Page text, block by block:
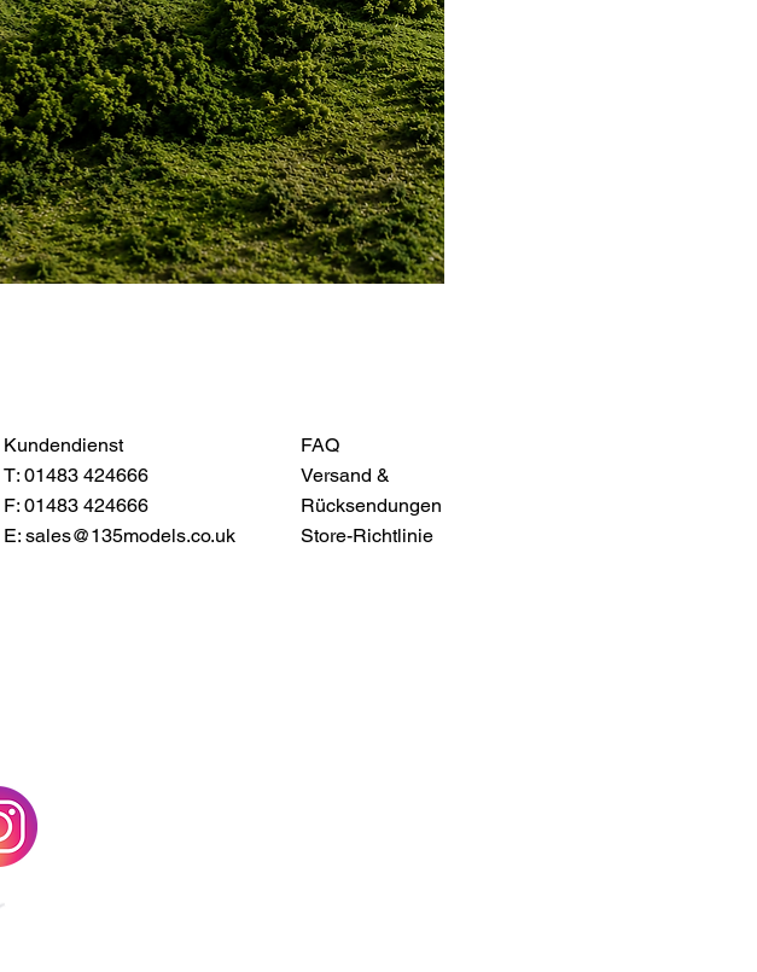
Kundendienst
T: 01483 424666
F: 01483 424666
E: sales@135models.co.uk
FAQ
Versand &
Rücksendungen
Store-Richtlinie